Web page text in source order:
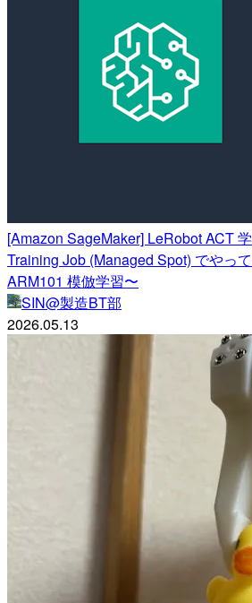
[Amazon SageMaker] LeRobot ACT
Training Job (Managed Spot) でやっ
ARM101 模倣学習〜
SIN@製造BT部
2026.05.13